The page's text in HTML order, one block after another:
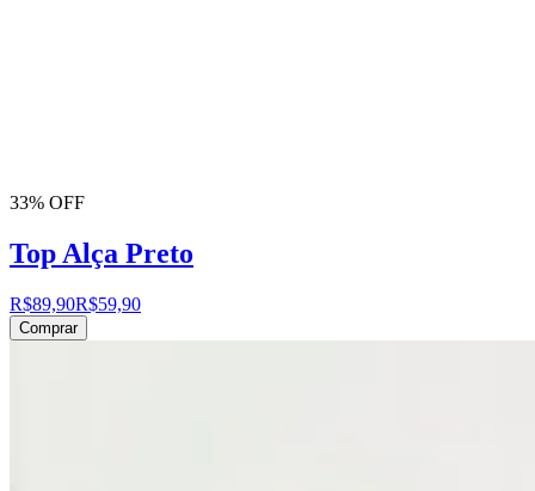
33% OFF
Top Alça Preto
R$89,90R$59,90
Comprar